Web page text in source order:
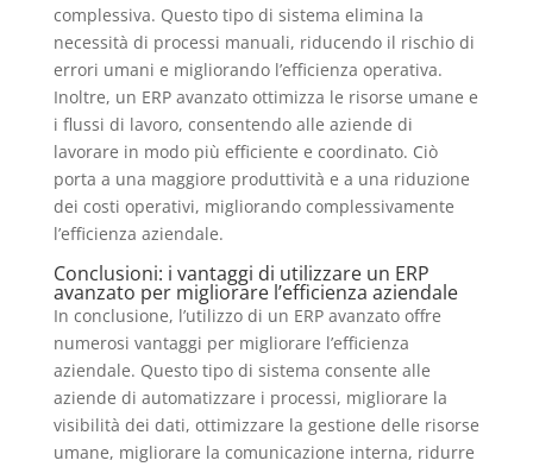
complessiva. Questo tipo di sistema elimina la
necessità di processi manuali, riducendo il rischio di
errori umani e migliorando l’efficienza operativa.
Inoltre, un ERP avanzato ottimizza le risorse umane e
i flussi di lavoro, consentendo alle aziende di
lavorare in modo più efficiente e coordinato. Ciò
porta a una maggiore produttività e a una riduzione
dei costi operativi, migliorando complessivamente
l’efficienza aziendale.
Conclusioni: i vantaggi di utilizzare un ERP
avanzato per migliorare l’efficienza aziendale
In conclusione, l’utilizzo di un ERP avanzato offre
numerosi vantaggi per migliorare l’efficienza
aziendale. Questo tipo di sistema consente alle
aziende di automatizzare i processi, migliorare la
visibilità dei dati, ottimizzare la gestione delle risorse
umane, migliorare la comunicazione interna, ridurre